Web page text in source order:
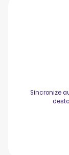
Sincronize